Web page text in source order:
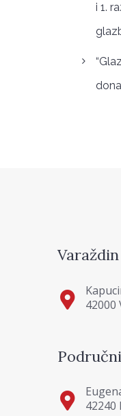
i 1.
Varaždin
42000
42240